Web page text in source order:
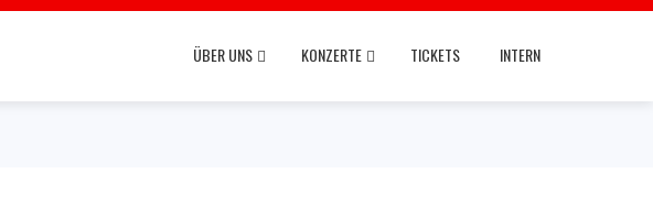
ÜBER UNS KONZERTE TICKETS INTERN